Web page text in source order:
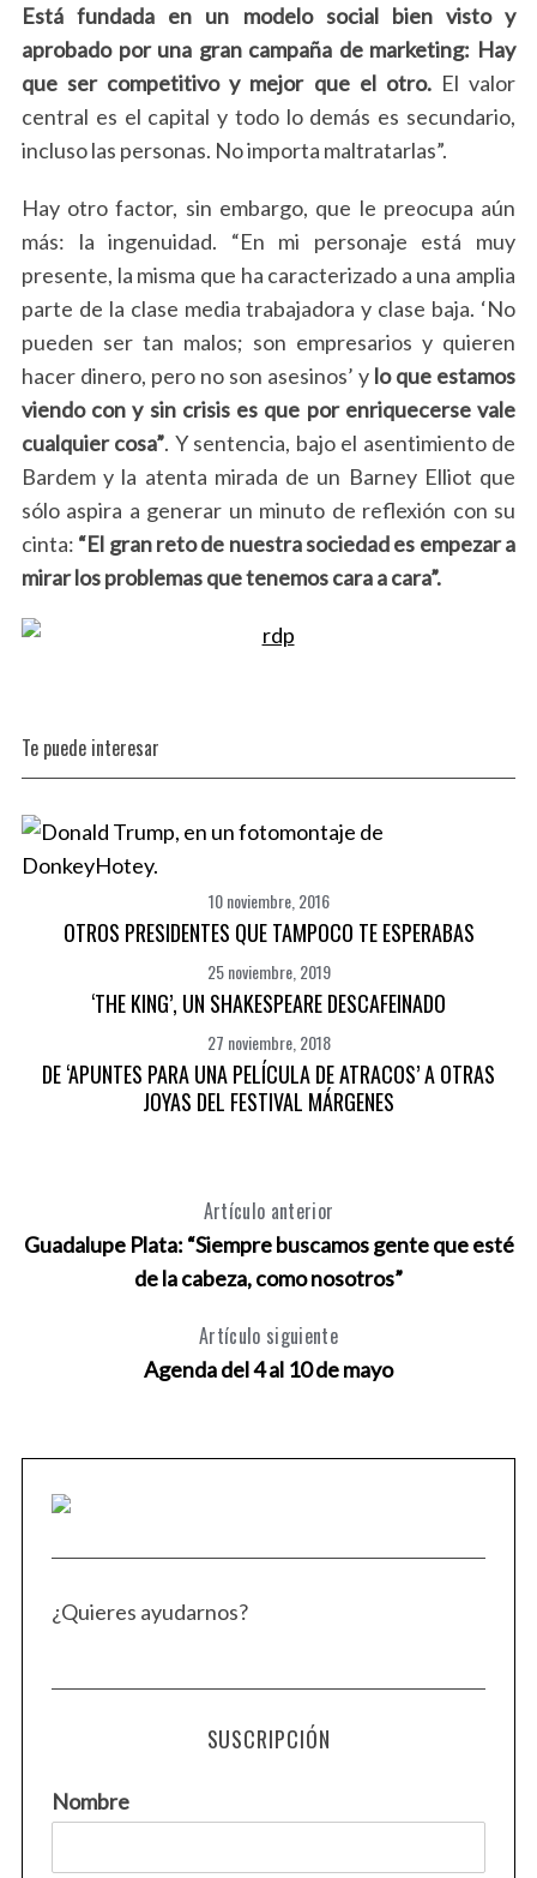
Está fundada en un modelo social bien visto y
aprobado por una gran campaña de marketing: Hay
que ser competitivo y mejor que el otro.El valor
central es el capital y todo lo demás es secundario,
incluso las personas. No importa maltratarlas”.
Hay otro factor, sin embargo, que le preocupa aún
más: la ingenuidad. “En mi personaje está muy
presente, la misma que ha caracterizado a una amplia
parte de la clase media trabajadora y clase baja. ‘No
pueden ser tan malos; son empresarios y quieren
hacer dinero, pero no son asesinos’ y lo que estamos
viendo con y sin crisis es que por enriquecerse vale
cualquier cosa”. Y sentencia, bajo el asentimiento de
Bardem y la atenta mirada de un Barney Elliot que
sólo aspira a generar un minuto de reflexión con su
cinta: “El gran reto de nuestra sociedad es empezar a
mirar los problemas que tenemos cara a cara”.
Te puede interesar
10 noviembre, 2016
OTROS PRESIDENTES QUE TAMPOCO TE ESPERABAS
25 noviembre, 2019
‘THE KING’, UN SHAKESPEARE DESCAFEINADO
27 noviembre, 2018
DE ‘APUNTES PARA UNA PELÍCULA DE ATRACOS’ A OTRAS
JOYAS DEL FESTIVAL MÁRGENES
Artículo anterior
Guadalupe Plata: “Siempre buscamos gente que esté
de la cabeza, como nosotros”
Artículo siguiente
Agenda del 4 al 10 de mayo
¿Quieres ayudarnos?
SUSCRIPCIÓN
Nombre